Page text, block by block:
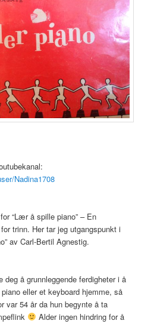
Nadina1708
“Lær å spille piano” – En
trinn. Her tar jeg utgangspunkt i
av Carl-Bertil Agnestig.
å grunnleggende ferdigheter i å
eller et keyboard hjemme, så
var 54 år da hun begynte å ta
Alder ingen hindring for å